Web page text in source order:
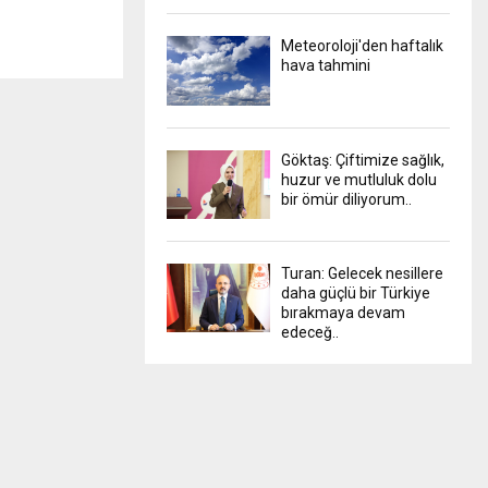
Meteoroloji'den haftalık
hava tahmini
Göktaş: Çiftimize sağlık,
huzur ve mutluluk dolu
bir ömür diliyorum..
Turan: Gelecek nesillere
daha güçlü bir Türkiye
bırakmaya devam
edeceğ..